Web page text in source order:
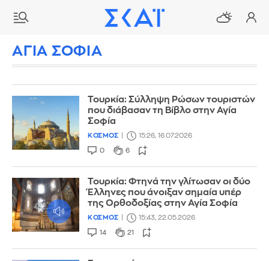
ΑΓΙΑ ΣΟΦΙΑ
Τουρκία: Σύλληψη Ρώσων τουριστών
που διάβασαν τη Βίβλο στην Αγία
Σοφία
ΚΟΣΜΟΣ 15:26, 16.07.2026
0 6
Τουρκία: Φτηνά την γλίτωσαν οι δύο
Έλληνες που άνοιξαν σημαία υπέρ
της Ορθοδοξίας στην Αγία Σοφία
ΚΟΣΜΟΣ 15:43, 22.05.2026
14 21